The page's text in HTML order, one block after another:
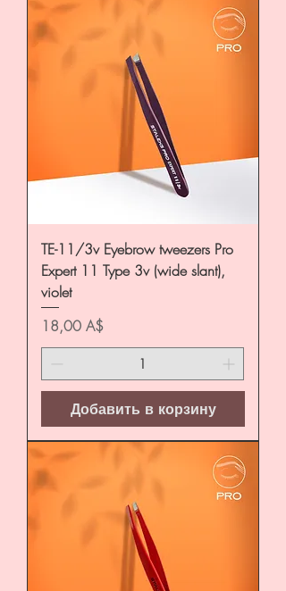
TE-11/3v Eyebrow tweezers Pro
Expert 11 Type 3v (wide slant),
violet
Цена
18,00 A$
Добавить в корзину